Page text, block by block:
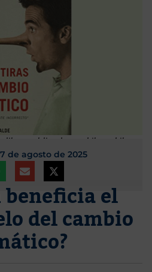
libro publicado por Libros Libres
7 de agosto de 2025
el
del cambio